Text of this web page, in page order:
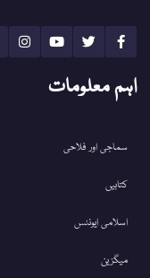
اہم معلومات
سماجی اور فلاحی
کتابیں
اسلامی ایونٹس
میگزین